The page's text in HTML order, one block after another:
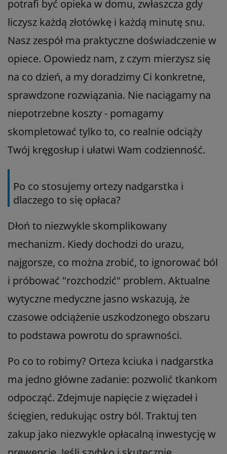
potrafi być opieka w domu, zwłaszcza gdy
liczysz każdą złotówkę i każdą minutę snu.
Nasz zespół ma praktyczne doświadczenie w
opiece. Opowiedz nam, z czym mierzysz się
na co dzień, a my doradzimy Ci konkretne,
sprawdzone rozwiązania. Nie naciągamy na
niepotrzebne koszty - pomagamy
skompletować tylko to, co realnie odciąży
Twój kręgosłup i ułatwi Wam codzienność.
Po co stosujemy ortezy nadgarstka i
dlaczego to się opłaca?
Dłoń to niezwykle skomplikowany
mechanizm. Kiedy dochodzi do urazu,
najgorsze, co można zrobić, to ignorować ból
i próbować "rozchodzić" problem. Aktualne
wytyczne medyczne jasno wskazują, że
czasowe odciążenie uszkodzonego obszaru
to podstawa powrotu do sprawności.
Po co to robimy? Orteza kciuka i nadgarstka
ma jedno główne zadanie: pozwolić tkankom
odpocząć. Zdejmuje napięcie z więzadeł i
ścięgien, redukując ostry ból. Traktuj ten
zakup jako niezwykle opłacalną inwestycję w